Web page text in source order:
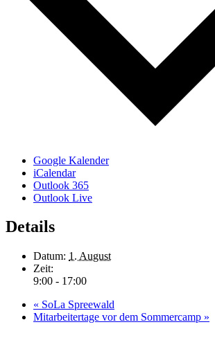
Google Kalender
iCalendar
Outlook 365
Outlook Live
Details
Datum: 1. August
Zeit:
9:00 - 17:00
« SoLa Spreewald
Mitarbeitertage vor dem Sommercamp »